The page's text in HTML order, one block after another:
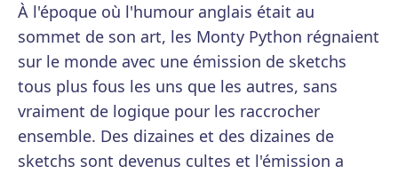
À l'époque où l'humour anglais était au
sommet de son art, les Monty Python régnaient
sur le monde avec une émission de sketchs
tous plus fous les uns que les autres, sans
vraiment de logique pour les raccrocher
ensemble. Des dizaines et des dizaines de
sketchs sont devenus cultes et l'émission a